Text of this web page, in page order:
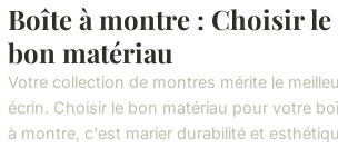
Boîte à montre : Choisir le
bon matériau
Votre collection de montres mérite le
écrin. Choisir le bon matériau pour votre
à montre, c'est marier durabilité et